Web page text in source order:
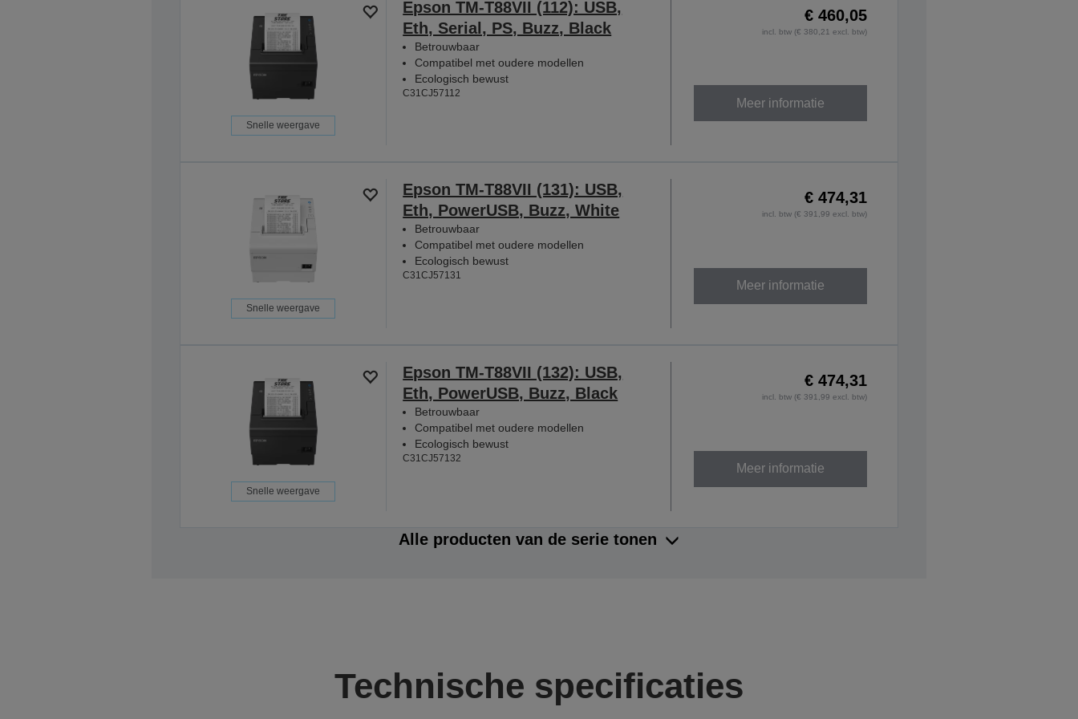
Snelle weergave
Epson TM-T88VII (112): USB,
Eth, Serial, PS, Buzz, Black
Betrouwbaar
Compatibel met oudere modellen
Ecologisch bewust
C31CJ57112
€ 460,05
incl. btw (€ 380,21 excl. btw)
Meer informatie
Snelle weergave
Epson TM-T88VII (131): USB,
Eth, PowerUSB, Buzz, White
Betrouwbaar
Compatibel met oudere modellen
Ecologisch bewust
C31CJ57131
€ 474,31
incl. btw (€ 391,99 excl. btw)
Meer informatie
Snelle weergave
Epson TM-T88VII (132): USB,
Eth, PowerUSB, Buzz, Black
Betrouwbaar
Compatibel met oudere modellen
Ecologisch bewust
C31CJ57132
€ 474,31
incl. btw (€ 391,99 excl. btw)
Meer informatie
Alle producten van de serie tonen
Technische specificaties